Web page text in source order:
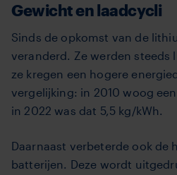
Gewicht en laadcycli
Sinds de opkomst van de
veranderd. Ze werden steeds
ze kregen een hogere
vergelijking: in 2010 woog
in 2022 was dat 5,5 kg/kWh.
Daarnaast verbeterde ook de
batterijen. Deze wordt